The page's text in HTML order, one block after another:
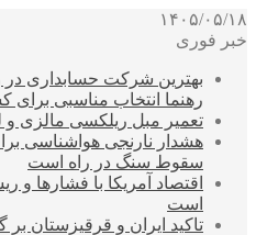
۱۴۰۵/۰۵/۱۸
خبر فوری
بهترین شرکت حسابداری
رهنما انتخاب مناسبی
تعمیر مبل ریلکسی مالزی و
سقوط سنگ در راه است
اقتصاد آمریکا با فشارها
است
تاکید ایران و قرقیزستان